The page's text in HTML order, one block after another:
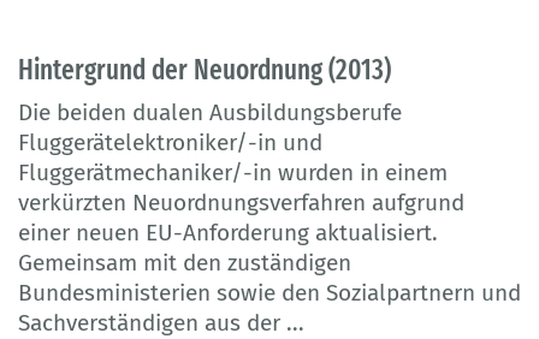
Hintergrund der Neuordnung (2013)
Die beiden dualen Ausbildungsberufe
Fluggerätelektroniker/-in und
Fluggerätmechaniker/-in wurden in einem
verkürzten Neuordnungsverfahren aufgrund
einer neuen EU-Anforderung aktualisiert.
Gemeinsam mit den zuständigen
Bundesministerien sowie den Sozialpartnern und
Sachverständigen aus der ...